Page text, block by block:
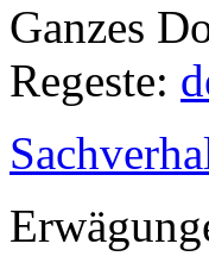
Ganzes
Regeste: